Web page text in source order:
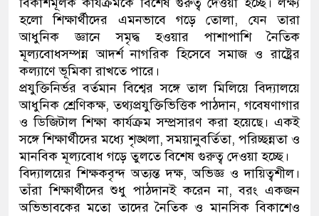
হলো শিক্ষার্থীদের এমনভাবে গড়ে তোলা, যেন তারা
আধুনিক জ্ঞানে সমৃদ্ধ হওয়ার পাশাপাশি নৈতিক
মূল্যবোধসম্পন্ন আদর্শ নাগরিক হিসেবে সমাজ ও রাষ্ট্রের
কল্যাণে ভূমিকা রাখতে পারে।
প্রযুক্তিনির্ভর বর্তমান বিশ্বের সঙ্গে তাল মিলিয়ে বিদ্যালয়ে
আধুনিক শ্রেণিকক্ষ, তথ্যপ্রযুক্তিভিত্তিক পাঠদান, গবেষণাগার
ও ডিজিটাল শিক্ষা কার্যক্রম সম্প্রসারণ করা হয়েছে। একই
সঙ্গে শিক্ষার্থীদের মধ্যে শৃঙ্খলা, সময়ানুবর্তিতা, পরিচ্ছন্নতা ও
মানবিক মূল্যবোধ গড়ে তুলতে বিশেষ গুরুত্ব দেওয়া হচ্ছে।
বিদ্যালয়ের শিক্ষকবৃন্দ অত্যন্ত দক্ষ, অভিজ্ঞ ও দায়িত্বশীল।
তাঁরা শিক্ষার্থীদের শুধু পাঠদানই করেন না, বরং একজন
অভিভাবকের মতো তাদের নৈতিক ও মানসিক বিকাশেও